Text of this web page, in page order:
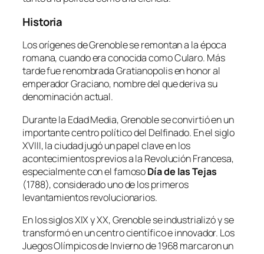
Historia
Los orígenes de Grenoble se remontan a la época
romana, cuando era conocida comoCularo. Más
tarde fue renombradaGratianopolisen honor al
emperador Graciano, nombre del que deriva su
denominación actual.
Durante la Edad Media, Grenoble se convirtió en un
importante centro político del Delfinado. En el siglo
XVIII, la ciudad jugó un papel clave en los
acontecimientos previos a la Revolución Francesa,
especialmente con el famosoDía de las Tejas
(1788), considerado uno de los primeros
levantamientos revolucionarios.
En los siglos XIX y XX, Grenoble se industrializó y se
transformó en un centro científico e innovador. Los
Juegos Olímpicos de Invierno de 1968 marcaron un